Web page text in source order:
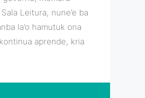
Leitura, nune’e ba
la’o hamutuk ona
aprende, kria